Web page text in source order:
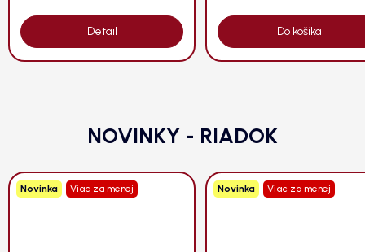
Detail Do košíka
NOVINKY - RIADOK
Novinka Viac za menej Novinka Viac za menej